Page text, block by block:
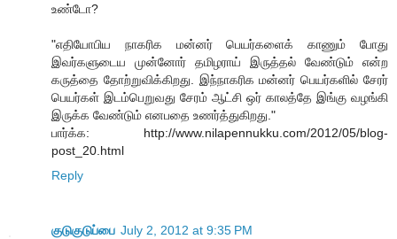
உண்டோ?
"எதியோபிய நாகரிக மன்னர் பெயர்களைக் காணும் போது
இவர்களுடைய முன்னோர் தமிழராய் இருத்தல் வேண்டும் என்ற
கருத்தை தோற்றுவிக்கிறது. இந்நாகரிக மன்னர் பெயர்களில் சேரர்
பெயர்கள் இடம்பெறுவது சேரம் ஆட்சி ஒர் காலத்தே இங்கு வழங்கி
இருக்க வேண்டும் எனபதை உணர்த்துகிறது."
பார்க்க: http://www.nilapennukku.com/2012/05/blog-
post_20.html
Reply
குடுகுடுப்பை July 2, 2012 at 9:35 PM